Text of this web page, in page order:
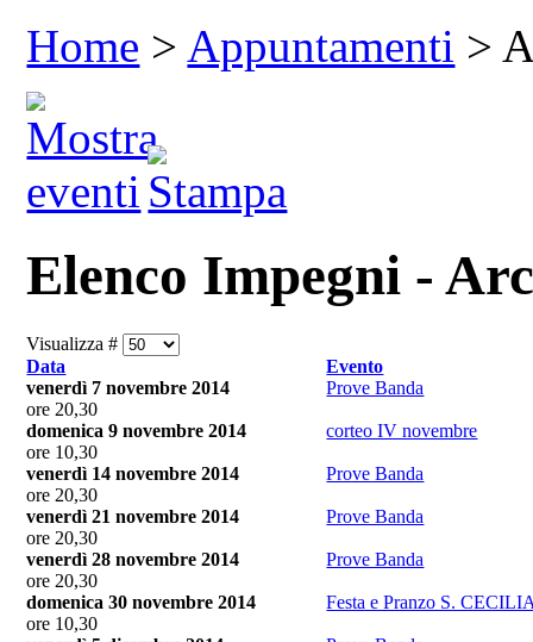
Home > Appuntamenti >
Elenco Impegni -
Visualizza #
Data
Evento
venerdì 7 novembre 2014
ore 20,30
Prove Banda
domenica 9 novembre 2014
ore 10,30
corteo IV novembre
venerdì 14 novembre 2014
ore 20,30
Prove Banda
venerdì 21 novembre 2014
ore 20,30
Prove Banda
venerdì 28 novembre 2014
ore 20,30
Prove Banda
domenica 30 novembre 2014
ore 10,30
Festa e Pranzo S.